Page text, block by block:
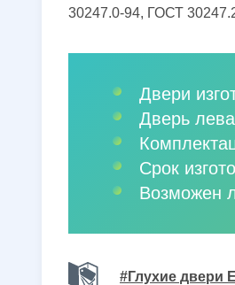
30247.0-94, ГОСТ
Двери
Дверь
Срок
Возможен
#Глухие двери